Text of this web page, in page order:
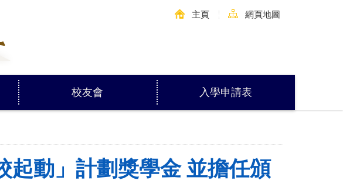
主頁 網頁地圖
校友會 入學申請表
動」計劃獎學金 並擔任頒